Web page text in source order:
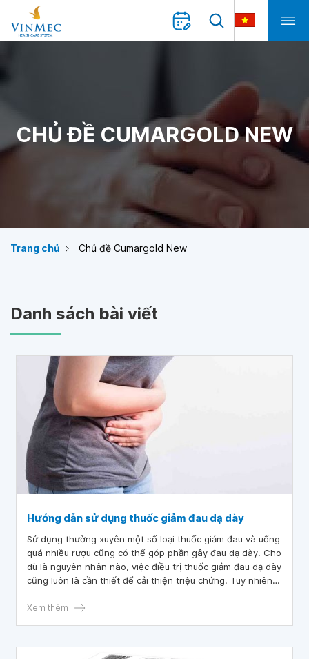
CHỦ ĐỀ CUMARGOLD NEW
Trang chủ Chủ đề Cumargold New
Danh sách bài viết
Hướng dẫn sử dụng thuốc giảm đau dạ dày
Sử dụng thường xuyên một số loại thuốc giảm đau và uống
quá nhiều rượu cũng có thể góp phần gây đau dạ dày. Cho
dù là nguyên nhân nào, việc điều trị thuốc giảm đau dạ dày
cũng luôn là cần thiết để cải thiện triệu chứng. Tuy nhiên,
hướng dẫn sử dụng thuốc giảm đau dạ dày theo từng
Xem thêm